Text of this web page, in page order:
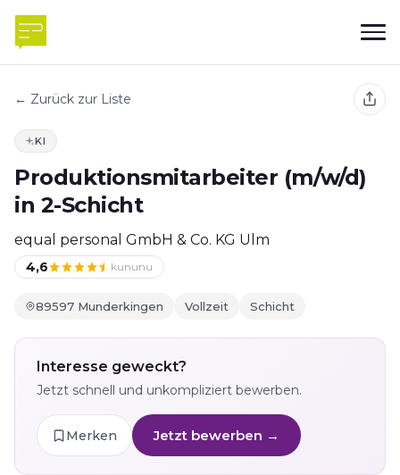
← Zurück zur Liste
KI
Produktionsmitarbeiter (m/w/d)
in 2-Schicht
equal personal GmbH & Co. KG Ulm
4,6 kununu
89597 Munderkingen Vollzeit Schicht
Interesse geweckt?
Jetzt schnell und unkompliziert bewerben.
Merken Jetzt bewerben →